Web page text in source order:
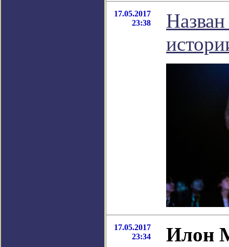
17.05.2017
23:38
17.05.2017
23:34
Илон